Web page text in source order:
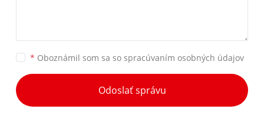
* Oboznámil som sa so spracúvaním osobných údajov
Odoslať správu